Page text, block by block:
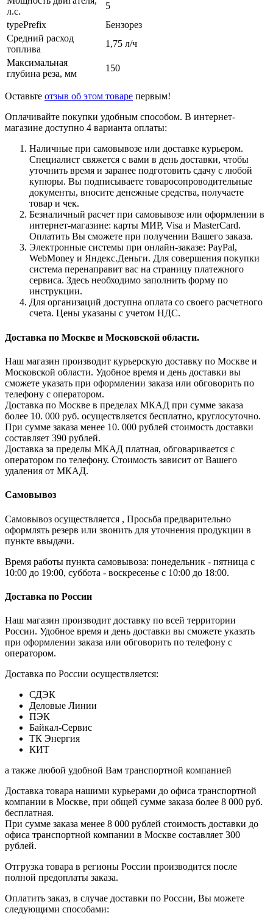
л.с.
5
typePrefix
Бензорез
Средний расход
топлива
1,75 л/ч
Максимальная
глубина реза, мм
150
Оставьте отзыв об этом товаре первым!
Оплачивайте покупки удобным способом. В интернет-
магазине доступно 4 варианта оплаты:
Наличные при самовывозе или доставке курьером.
Специалист свяжется с вами в день доставки, чтобы
уточнить время и заранее подготовить сдачу с любой
купюры. Вы подписываете товаросопроводительные
документы, вносите денежные средства, получаете
товар и чек.
Безналичный расчет при самовывозе или оформлении в
интернет-магазине: карты МИР, Visa и MasterCard.
Оплатить Вы сможете при получении Вашего заказа.
Электронные системы при онлайн-заказе: PayPal,
WebMoney и Яндекс.Деньги. Для совершения покупки
система перенаправит вас на страницу платежного
сервиса. Здесь необходимо заполнить форму по
инструкции.
Для организаций доступна оплата со своего расчетного
счета. Цены указаны с учетом НДС.
Доставка по Москве и Московской области.
Наш магазин производит курьерскую доставку по Москве и
Московской области. Удобное время и день доставки вы
сможете указать при оформлении заказа или обговорить по
телефону с оператором.
Доставка по Москве в пределах МКАД при сумме заказа
более 10. 000 руб. осуществляется бесплатно, круглосуточно.
При сумме заказа менее 10. 000 рублей стоимость доставки
составляет 390 рублей.
Доставка за пределы МКАД платная, обговаривается с
оператором по телефону. Стоимость зависит от Вашего
удаления от МКАД.
Самовывоз
Самовывоз осуществляется , Просьба предварительно
оформлять резерв или звонить для уточнения продукции в
пункте ввыдачи.
Время работы пункта самовывоза: понедельник - пятница с
10:00 до 19:00, суббота - воскресенье с 10:00 до 18:00.
Доставка по России
Наш магазин производит доставку по всей территории
России. Удобное время и день доставки вы сможете указать
при оформлении заказа или обговорить по телефону с
оператором.
Доставка по России осуществляется:
СДЭК
Деловые Линии
ПЭК
Байкал-Сервис
ТК Энергия
КИТ
а также любой удобной Вам транспортной компанией
Доставка товара нашими курьерами до офиса транспортной
компании в Москве, при общей сумме заказа более 8 000 руб.
бесплатная.
При сумме заказа менее 8 000 рублей стоимость доставки до
офиса транспортной компании в Москве составляет 300
рублей.
Отгрузка товара в регионы России производится после
полной предоплаты заказа.
Оплатить заказ, в случае доставки по России, Вы можете
следующими способами: